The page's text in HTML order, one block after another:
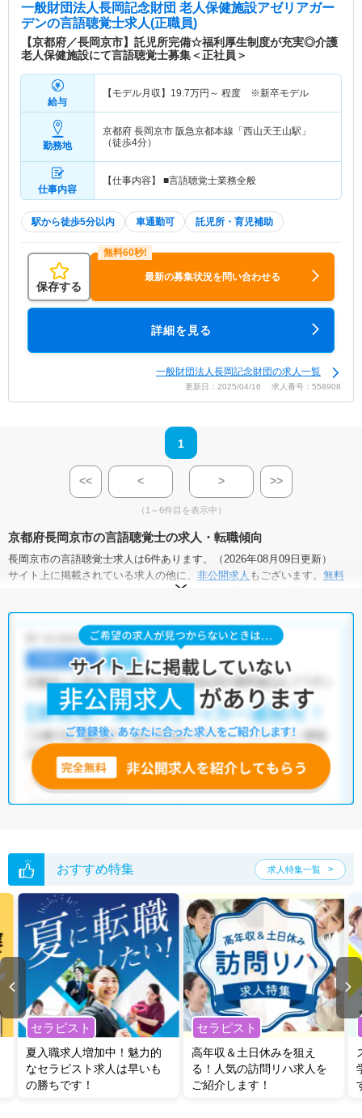
一般財団法人長岡記念財団 老人保健施設アゼリアガー
デンの言語聴覚士求人(正職員)
【京都府／長岡京市】託児所完備☆福利厚生制度が充実◎介護
老人保健施設にて言語聴覚士募集＜正社員＞
給与
【モデル月収】 19.7万円～ 程度 ※新卒モデル
勤務地
京都府 長岡京市 阪急京都本線「西山天王山駅」
（徒歩4分）
仕事内容
【仕事内容】 ■言語聴覚士業務全般
駅から徒歩5分以内 車通勤可 託児所・育児補助
保存する
最新の募集状況を問い合わせる
詳細を見る
一般財団法人長岡記念財団の求人一覧
更新日：2025/04/16 求人番号：558908
1
<< < > >>
（1～6件目を表示中）
京都府長岡京市の言語聴覚士の求人・転職傾向
長岡京市の言語聴覚士求人は6件あります。（2026年08月09日更新）
サイト上に掲載されている求人の他に、 非公開求人 もございます。 無料
にお申し込みいただくと、全求人からご希望条件に合
長岡京市の言語聴覚士求人では以下のような条件が人気です。
積極採用中・残業少なめ ・ 住宅手当・補助あり ・
・病院・介護福祉施設
他の条件でも人気の求人がございますので、「こだわり条件」から検索
いただくか、お気軽にお問い合わせください。
全国の言語聴覚士求人から検索いただくことも可能です。
無料転職支援サービス
にお申し込みいただくと、ご希望条件をヒアリン
グした上で求人をご提案いたします。
ご希望条件がまだ定まっていない方は人気の希望条件をピックアップし
い。
おすすめ特集 求人特集一覧
セラピスト
夏入職求人増加中！魅力的
なセラピスト求人は早いも
の勝ちです！
セラピスト
高年収＆土日休みを狙え
る！人気の訪問リハ求人を
ご紹介します！